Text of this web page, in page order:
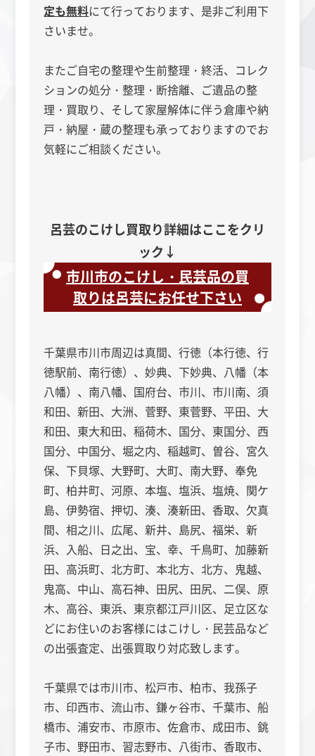
定も無料にて行っております、是非ご利用下
さいませ。
またご自宅の整理や生前整理・終活、コレク
ションの処分・整理・断捨離、ご遺品の整
理・買取り、そして家屋解体に伴う倉庫や納
戸・納屋・蔵の整理も承っておりますのでお
気軽にご相談ください。
呂芸のこけし買取り詳細はここをクリ
ック↓
市川市のこけし・民芸品の買
取りは呂芸にお任せ下さい
千葉県市川市周辺は真間、行徳（本行徳、行
徳駅前、南行徳）、妙典、下妙典、八幡（本
八幡）、南八幡、国府台、市川、市川南、須
和田、新田、大洲、菅野、東菅野、平田、大
和田、東大和田、稲荷木、国分、東国分、西
国分、中国分、堀之内、稲越町、曽谷、宮久
保、下貝塚、大野町、大町、南大野、奉免
町、柏井町、河原、本塩、塩浜、塩焼、関ケ
島、伊勢宿、押切、湊、湊新田、香取、欠真
間、相之川、広尾、新井、島尻、福栄、新
浜、入船、日之出、宝、幸、千鳥町、加藤新
田、高浜町、北方町、本北方、北方、鬼越、
鬼高、中山、高石神、田尻、田尻、二俣、原
木、高谷、東浜、東京都江戸川区、足立区な
どにお住いのお客様にはこけし・民芸品など
の出張査定、出張買取り対応致します。
千葉県では市川市、松戸市、柏市、我孫子
市、印西市、流山市、鎌ヶ谷市、千葉市、船
橋市、浦安市、市原市、佐倉市、成田市、銚
子市、野田市、習志野市、八街市、香取市、